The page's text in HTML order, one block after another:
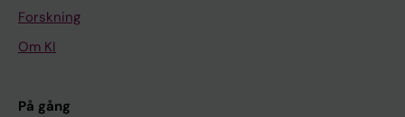
Forskning
Om KI
På gång